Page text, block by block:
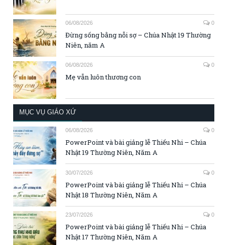
06/08/2026 0
Đừng sống bằng nỗi sợ – Chúa Nhật 19 Thường
Niên, năm A
06/08/2026 0
Mẹ vẫn luôn thương con
MỤC VỤ GIÁO XỨ
06/08/2026 0
PowerPoint và bài giảng lễ Thiếu Nhi – Chúa
Nhật 19 Thường Niên, Năm A
30/07/2026 0
PowerPoint và bài giảng lễ Thiếu Nhi – Chúa
Nhật 18 Thường Niên, Năm A
23/07/2026 0
PowerPoint và bài giảng lễ Thiếu Nhi – Chúa
Nhật 17 Thường Niên, Năm A